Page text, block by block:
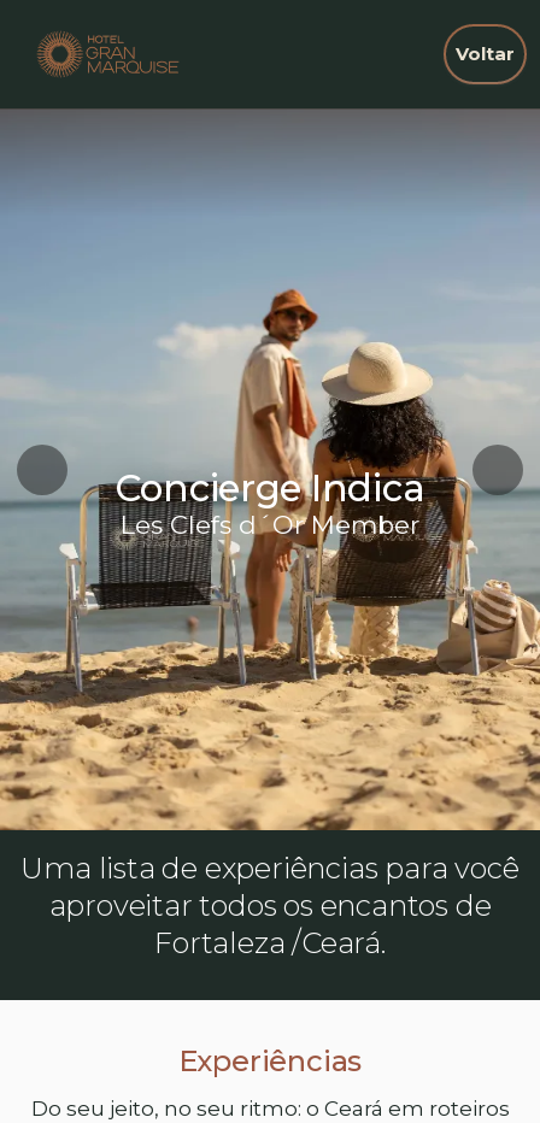
Voltar
Concierge Indica
Les Clefs d´Or Member
Uma lista de experiências para você
aproveitar todos os encantos de
Fortaleza /Ceará.
Experiências
Do seu jeito, no seu ritmo: o Ceará em roteiros